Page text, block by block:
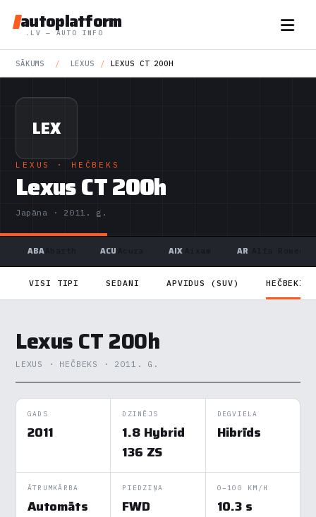
autoplatform
.LV — AUTO INFO
SĀKUMS / LEXUS / LEXUS CT 200H
LEX
LEXUS · HEČBEKS
Lexus CT 200h
Japāna · 2011. g.
ABA ACU AIX AR
VISI TIPI SEDANI APVIDUS (SUV) HEČBEKI
Lexus CT 200h
LEXUS · HEČBEKS · 2011. G.
GADS
2011
DZINĒJS
1.8 Hybrid
136 ZS
DEGVIELA
Hibrīds
ĀTRUMKĀRBA
Automāts
PIEDZIŅA
FWD
0–100 KM/H
10.3 s